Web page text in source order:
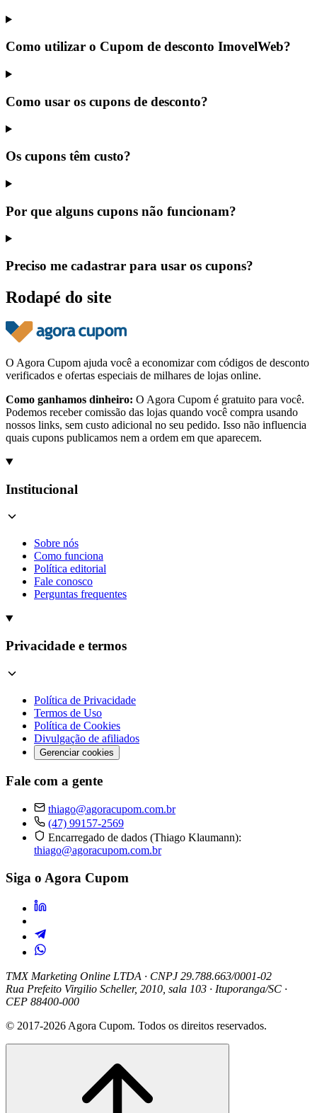
Como utilizar o Cupom de desconto ImovelWeb?
Como usar os cupons de desconto?
Os cupons têm custo?
Por que alguns cupons não funcionam?
Preciso me cadastrar para usar os cupons?
Rodapé do site
O Agora Cupom ajuda você a economizar com códigos de desconto
verificados e ofertas especiais de milhares de lojas online.
Como ganhamos dinheiro: O Agora Cupom é gratuito para você.
Podemos receber comissão das lojas quando você compra usando
nossos links, sem custo adicional no seu pedido. Isso não influencia
quais cupons publicamos nem a ordem em que aparecem.
Institucional
Sobre nós
Como funciona
Política editorial
Fale conosco
Perguntas frequentes
Privacidade e termos
Política de Privacidade
Termos de Uso
Política de Cookies
Divulgação de afiliados
Gerenciar cookies
Fale com a gente
thiago@agoracupom.com.br
(47) 99157-2569
Encarregado de dados (Thiago Klaumann):
thiago@agoracupom.com.br
Siga o Agora Cupom
TMX Marketing Online LTDA · CNPJ 29.788.663/0001-02
Rua Prefeito Virgilio Scheller, 2010, sala 103 · Ituporanga/SC ·
CEP 88400-000
© 2017-2026 Agora Cupom. Todos os direitos reservados.